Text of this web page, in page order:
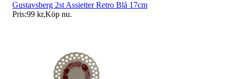
Gustavsberg 2st Assietter Retro Blå 17cm
Pris:99 kr,Köp nu.